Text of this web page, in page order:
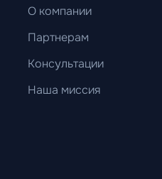
О компании
Партнерам
Консультации
Наша миссия